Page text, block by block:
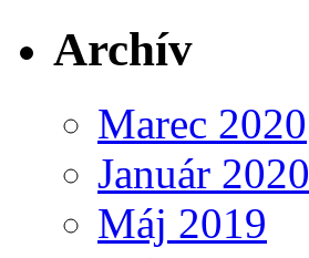
Archív
Marec 2020
Január 2020
Máj 2019